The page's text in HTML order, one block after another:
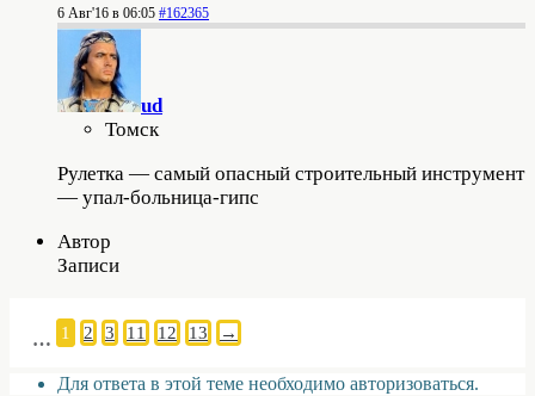
6 Авг'16 в 06:05 #162365
ud
Томск
Рулетка — самый опасный строительный инструмент
— упал-больница-гипс
Автор
Записи
1 2 3
… 11 12 13 →
Для ответа в этой теме необходимо авторизоваться.